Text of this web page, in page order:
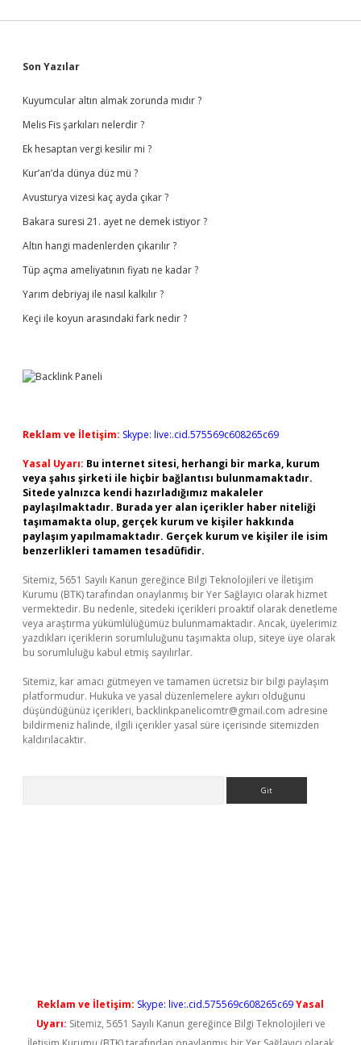
Sidebar
Son Yazılar
Kuyumcular altın almak zorunda mıdır ?
Melis Fis şarkıları nelerdir ?
Ek hesaptan vergi kesilir mi ?
Kur’an’da dünya düz mü ?
Avusturya vizesi kaç ayda çıkar ?
Bakara suresi 21. ayet ne demek istiyor ?
Altın hangi madenlerden çıkarılır ?
Tüp açma ameliyatının fiyatı ne kadar ?
Yarım debriyaj ile nasıl kalkılır ?
Keçi ile koyun arasındaki fark nedir ?
Reklam ve İletişim: Skype: live:.cid.575569c608265c69
Yasal Uyarı: Bu internet sitesi, herhangi bir marka, kurum
veya şahıs şirketi ile hiçbir bağlantısı bulunmamaktadır.
Sitede yalnızca kendi hazırladığımız makaleler
paylaşılmaktadır. Burada yer alan içerikler haber niteliği
taşımamakta olup, gerçek kurum ve kişiler hakkında
paylaşım yapılmamaktadır. Gerçek kurum ve kişiler ile isim
benzerlikleri tamamen tesadüfidir.
Sitemiz, 5651 Sayılı Kanun gereğince Bilgi Teknolojileri ve İletişim
Kurumu (BTK) tarafından onaylanmış bir Yer Sağlayıcı olarak hizmet
vermektedir. Bu nedenle, sitedeki içerikleri proaktif olarak denetleme
veya araştırma yükümlülüğümüz bulunmamaktadır. Ancak, üyelerimiz
yazdıkları içeriklerin sorumluluğunu taşımakta olup, siteye üye olarak
bu sorumluluğu kabul etmiş sayılırlar.
Sitemiz, kar amacı gütmeyen ve tamamen ücretsiz bir bilgi paylaşım
platformudur. Hukuka ve yasal düzenlemelere aykırı olduğunu
düşündüğünüz içerikleri, backlinkpanelicomtr@gmail.com adresine
bildirmeniz halinde, ilgili içerikler yasal süre içerisinde sitemizden
kaldırılacaktır.
Reklam ve İletişim: Skype: live:.cid.575569c608265c69Yasal
Uyarı: Sitemiz, 5651 Sayılı Kanun gereğince Bilgi Teknolojileri ve